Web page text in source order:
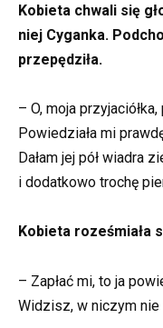
Kobieta chwali się
niej Cyganka.
przepędziła.
– O, moja
Powiedziała mi
Dałam jej pół wiadra
i dodatkowo trochę
Kobieta roześmiała
– Zapłać mi, to ja
Widzisz, w niczym nie